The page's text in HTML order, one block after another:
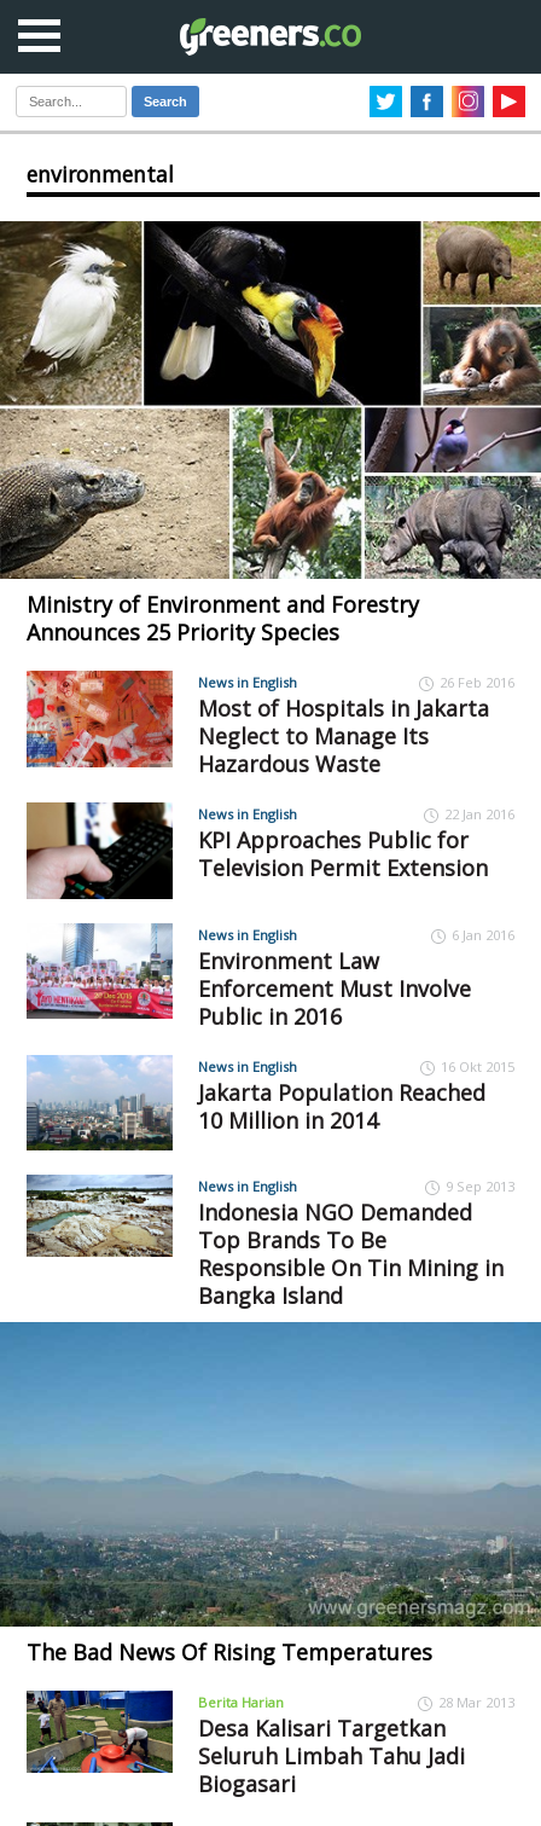
Search
environmental
Ministry of Environment and Forestry
Announces 25 Priority Species
News in English 26 Feb 2016
Most of Hospitals in Jakarta
Neglect to Manage Its
Hazardous Waste
News in English 22 Jan 2016
KPI Approaches Public for
Television Permit Extension
News in English 6 Jan 2016
Environment Law
Enforcement Must Involve
Public in 2016
News in English 16 Okt 2015
Jakarta Population Reached
10 Million in 2014
News in English 9 Sep 2013
Indonesia NGO Demanded
Top Brands To Be
Responsible On Tin Mining in
Bangka Island
The Bad News Of Rising Temperatures
Berita Harian 28 Mar 2013
Desa Kalisari Targetkan
Seluruh Limbah Tahu Jadi
Biogasari